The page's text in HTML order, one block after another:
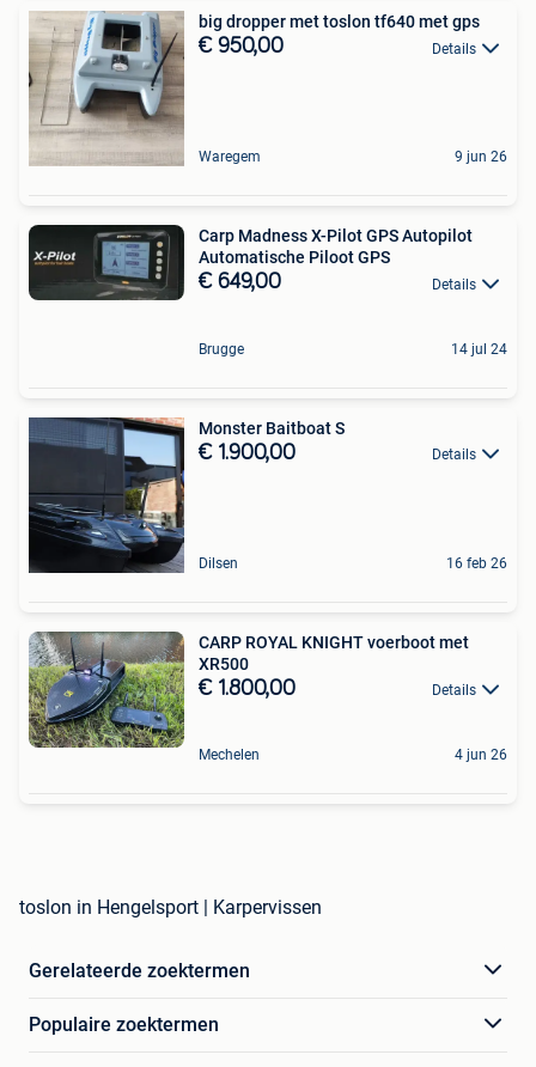
big dropper met toslon tf640 met gps
€ 950,00 Details
Waregem 9 jun 26
Carp Madness X-Pilot GPS Autopilot
Automatische Piloot GPS
€ 649,00 Details
Brugge 14 jul 24
Monster Baitboat S
€ 1.900,00 Details
Dilsen 16 feb 26
CARP ROYAL KNIGHT voerboot met
XR500
€ 1.800,00 Details
Mechelen 4 jun 26
toslon in Hengelsport | Karpervissen
Gerelateerde zoektermen
Populaire zoektermen